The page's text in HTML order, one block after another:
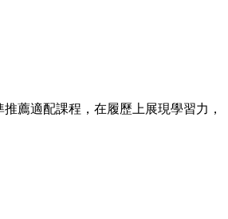
薦適配課程，在履歷上展現學習力，